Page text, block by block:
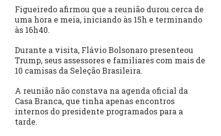
Figueiredo afirmou que a reunião durou cerca de
uma hora e meia, iniciando às 15h e terminando
às 16h40.
Durante a visita, Flávio Bolsonaro presenteou
Trump, seus assessores e familiares com mais de
10 camisas da Seleção Brasileira.
A reunião não constava na agenda oficial da
Casa Branca, que tinha apenas encontros
internos do presidente programados para a
tarde.